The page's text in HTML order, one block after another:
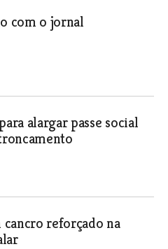
com o jornal
alargar passe social
reforçado na